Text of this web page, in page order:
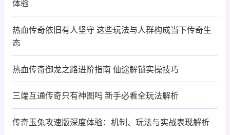
体验
热血传奇依旧有人坚守 这些玩法与人群构成当下传奇生
态
热血传奇御龙之路进阶指南 仙途解锁实操技巧
三端互通传奇只有神图吗 新手必看全玩法解析
传奇玉兔攻速版深度体验：机制、玩法与实战表现解析